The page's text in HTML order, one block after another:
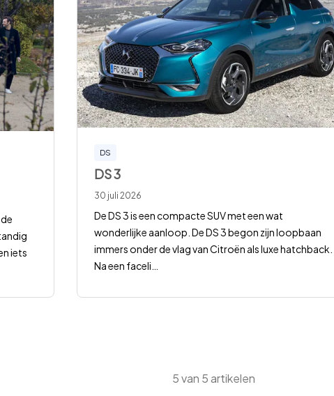
iets
DS
DS 3
30 juli 2026
De DS 3 is een compacte SUV met een wat
wonderlijke aanloop. De DS 3 begon zijn loopbaan
immers onder de vlag van Citroën als luxe hatchback.
Na een faceli
5van 5artikelen